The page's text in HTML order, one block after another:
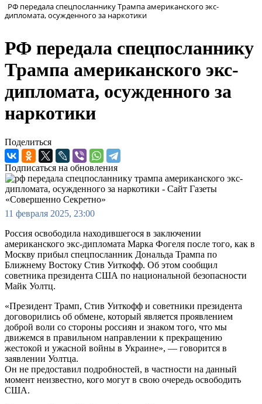
РФ передала спецпосланнику Трампа американского экс-
дипломата, осужденного за наркотики
РФ передала спецпосланнику
Трампа американского экс-
дипломата, осужденного за
наркотики
Поделиться
Подписаться на обновления
11 февраля 2025, 23:00
Россия освободила находившегося в заключении
американского экс-дипломата Марка Фогеля после того, как в
Москву прибыл спецпосланник Дональда Трампа по
Ближнему Востоку Стив Уиткофф. Об этом сообщил
советника президента США по национальной безопасности
Майк Уолтц.
«Президент Трамп, Стив Уиткофф и советники президента
договорились об обмене, который является проявлением
доброй воли со стороны россиян и знаком того, что мы
движемся в правильном направлении к прекращению
жестокой и ужасной войны в Украине», — говорится в
заявлении Уолтца.
Он не предоставил подробностей, в частности на данный
момент неизвестно, кого могут в свою очередь освободить
США.